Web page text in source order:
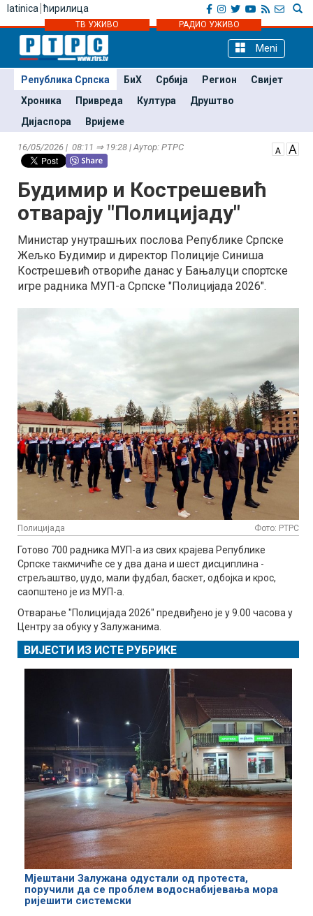
latinica ћирилица
ТВ УЖИВО РАДИО УЖИВО
Meni
Република Српска БиХ Србија Регион
Свијет
Хроника
Привреда Култура
Друштво
Дијаспора
Вријеме
16/05/2026 | 08:11 ⇒ 19:28 | Аутор: РТРС
Будимир и Кострешевић
отварају "Полицијаду"
Министар унутрашњих послова Републике Српске
Жељко Будимир и директор Полиције Синиша
Кострешевић отвориће данас у Бањалуци спортске
игре радника МУП-а Српске "Полицијада 2026".
Полицијада Фото: РТРС
Готово 700 радника МУП-а из свих крајева Републике
Српске такмичиће се у два дана и шест дисциплина -
стрељаштво, џудо, мали фудбал, баскет, одбојка и крос,
саопштено је из МУП-а.
Отварање "Полицијада 2026" предвиђено је у 9.00 часова у
Центру за обуку у Залужанима.
ВИЈЕСТИ ИЗ ИСТЕ РУБРИКЕ
Мјештани Залужана одустали од протеста,
поручили да се проблем водоснабијевања мора
ријешити системски